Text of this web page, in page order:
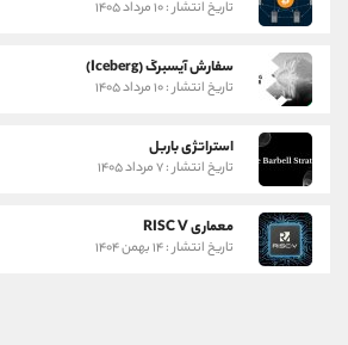
تاریخ انتشار : ۱۰ مرداد ۱۴۰۵
سفارش آیسبرگ (Iceberg)
تاریخ انتشار : ۱۰ مرداد ۱۴۰۵
استراتژی باربل
تاریخ انتشار : ۷ مرداد ۱۴۰۵
معماری RISC V
تاریخ انتشار : ۱۴ بهمن ۱۴۰۴